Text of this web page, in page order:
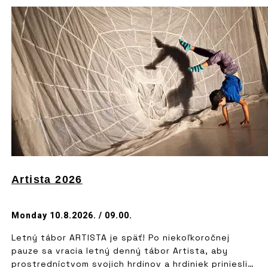
Artista 2026
Monday 10.8.2026. / 09.00.
Letný tábor ARTISTA je späť! Po niekoľkoročnej
pauze sa vracia letný denný tábor Artista, aby
prostredníctvom svojich hrdinov a hrdiniek priniesli